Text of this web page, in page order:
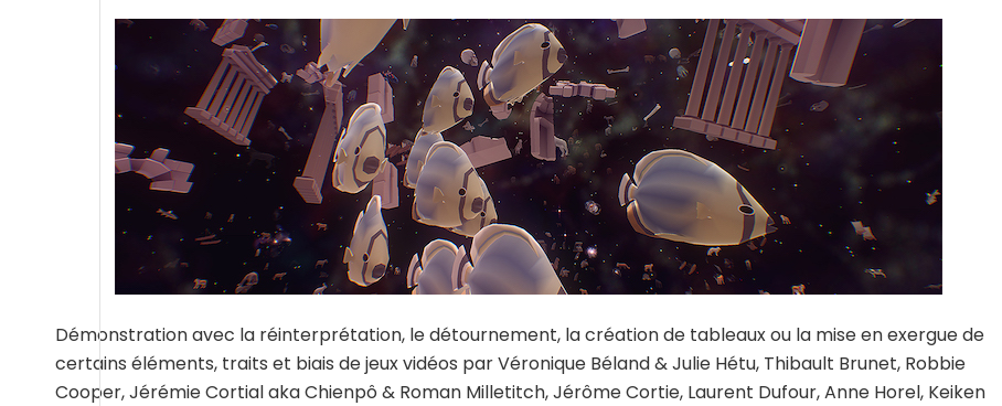
Démonstration avec la réinterprétation, le détournement, la création de tableaux ou la mise en exergue de
certains éléments, traits et biais de jeux vidéos par Véronique Béland & Julie Hétu, Thibault Brunet, Robbie
Cooper, Jérémie Cortial aka Chienpô & Roman Milletitch, Jérôme Cortie, Laurent Dufour, Anne Horel, Keiken